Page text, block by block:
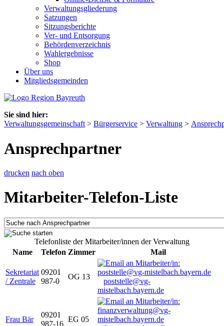
Verwaltungsgliederung
Satzungen
Sitzungsberichte
Ver- und Entsorgung
Behördenverzeichnis
Wahlergebnisse
Shop
Über uns
Mitgliedsgemeinden
Sie sind hier:
Verwaltungsgemeinschaft > Bürgerservice > Verwaltung >
Ansprechpartner
drucken nach oben
Mitarbeiter-Telefon-Liste
Telefonliste der Mitarbeiter/innen der Verwaltung
Name
Telefon Zimmer Mail
Sekretariat
/ Zentrale
09201
987-0
OG 13
poststelle@vg-
mistelbach.bayern.de
Frau Bär
09201
987-16
EG 05